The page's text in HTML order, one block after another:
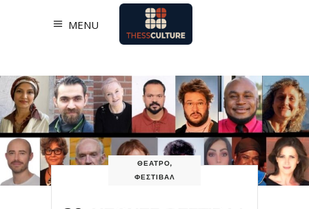
MENU
ΘΕΑΤΡΟ,
ΦΕΣΤΙΒΑΛ